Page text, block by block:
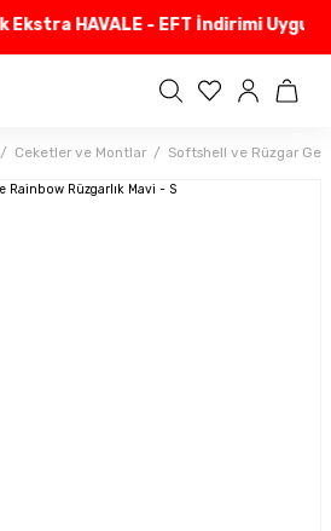
HAVALE - EFT İndirimi
Ceketler ve Montlar Softshell ve Rüzgar